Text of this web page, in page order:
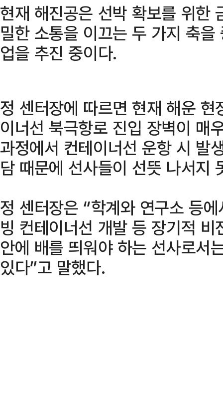
현재 해진공은 선박 확보를 위한
밀한 소통을 이끄는 두 가지 축
업을 추진 중이다.
정 센터장에 따르면 현재 해운
이너선 북극항로 진입 장벽이 매
과정에서 컨테이너선 운항 시 발
담 때문에 선사들이 선뜻 나서지
정 센터장은 “학계와 연구소 등
빙 컨테이너선 개발 등 장기적
안에 배를 띄워야 하는 선사로서
있다”고 말했다.